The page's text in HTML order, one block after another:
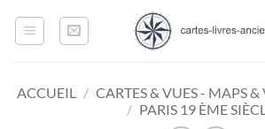
ACCUEIL / CARTES & VUES - MAPS &
/ PARIS 19 ÈME